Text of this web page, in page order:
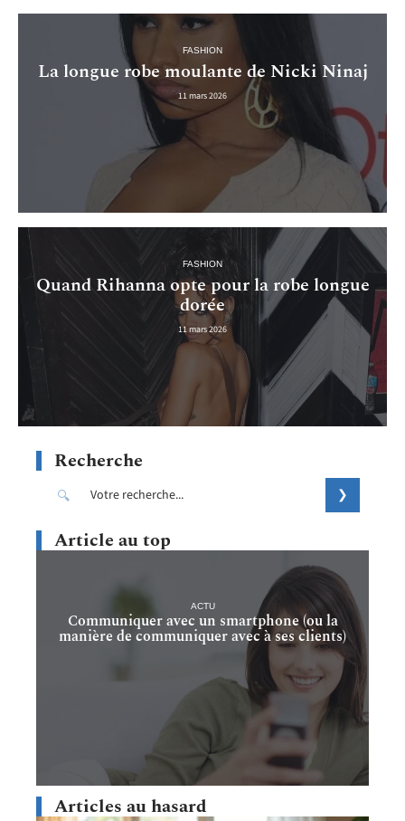
FASHION
La longue robe moulante de Nicki Ninaj
11 mars 2026
FASHION
Quand Rihanna opte pour la robe longue
dorée
11 mars 2026
Recherche
Article au top
ACTU
Communiquer avec un smartphone (ou la
manière de communiquer avec à ses clients)
Articles au hasard